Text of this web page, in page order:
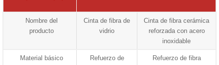
Nombre del
producto
Cinta de fibra de
vidrio
Cinta de fibra cerámica
reforzada con acero
inoxidable
Material básico
Refuerzo de
Refuerzo de fibra